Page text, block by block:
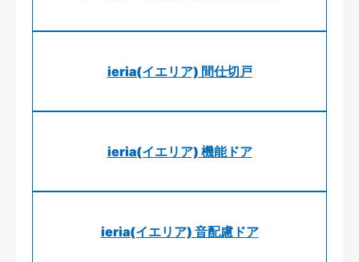
ieria(イエリア) 間仕切戸
ieria(イエリア) 機能ドア
ieria(イエリア) 音配慮ドア